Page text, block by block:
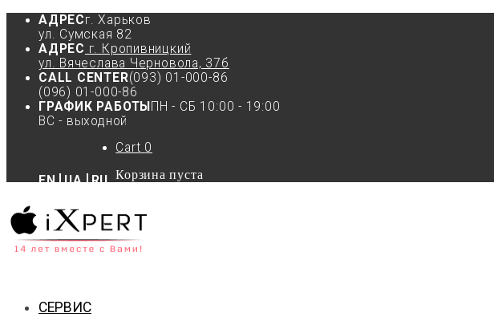
АДРЕСг. Харьков
ул. Сумская 82
АДРЕС г. Кропивницкий
ул. Вячеслава Черновола, 37б
CALL CENTER(093) 01-000-86
(096) 01-000-86
ГРАФИК РАБОТЫ ПН - СБ 10:00 - 19:00
ВС - выходной
EN UA RU
Cart 0
Корзина пуста
СЕРВИС